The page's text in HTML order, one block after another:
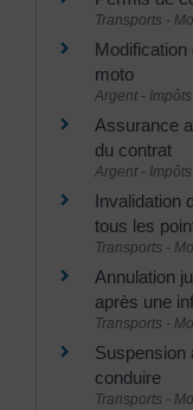
Transports -
Modification
moto
Argent -
Assurance
du contrat
Argent -
Invalidation
tous les
Transports -
Annulation
après une
Transports -
Suspension
conduire
Transports -